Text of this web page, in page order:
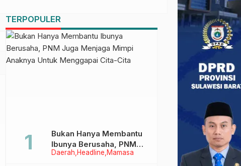
TERPOPULER
Daerah Headline Mamasa
Bukan Hanya Membantu
Ibunya Berusaha, PNM
Juga Menjaga Mimpi